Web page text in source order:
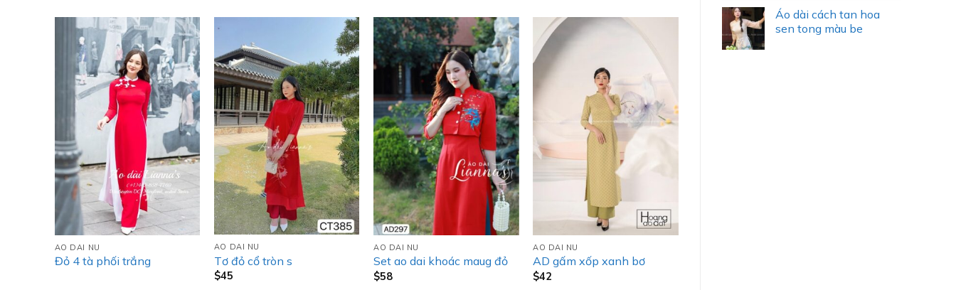
Áo dài cách tan hoa
sen tong màu be
AO DAI NU
Đỏ 4 tà phối trắng
AO DAI NU
Tơ đỏ cổ tròn s
$45
AO DAI NU
Set ao dai khoác maug đỏ
$58
AO DAI NU
AD gấm xốp xanh bơ
$42